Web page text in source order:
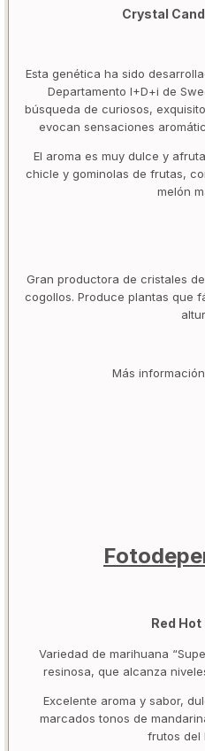
Crystal
Esta genética ha sido
Departamento I+D+i de
búsqueda de curiosos,
evocan sensaciones
El aroma es muy dulce y
chicle y gominolas de frutas,
melón
Gran productora de cristales
cogollos. Produce plantas que
Más
Red
Variedad de marihuana
resinosa, que alcanza
Excelente aroma y sabor,
marcados tonos de
frutos del